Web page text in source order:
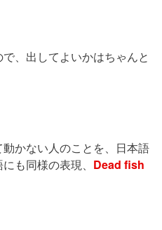
、出してよいかはちゃんと
かない人のことを、日本語
も同様の表現、 Dead fish